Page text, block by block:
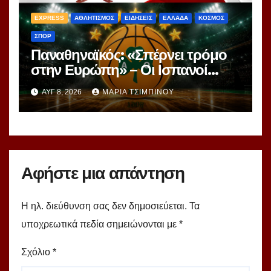
EXPRESS ΑΘΛΗΤΙΣΜΟΣ ΕΙΔΗΣΕΙΣ ΕΛΛΑΔΑ ΚΟΣΜΟΣ
ΣΠΟΡ
Παναθηναϊκός: «Σπέρνει τρόμο
στην Ευρώπη» – Οι Ισπανοί
βλέπουν μια πράσινη
υπερομάδα!
ΑΥΓ 8, 2026 ΜΑΡΊΑ ΤΣΙΜΠΙΝΟΎ
Αφήστε μια απάντηση
Η ηλ. διεύθυνση σας δεν δημοσιεύεται. Τα
υποχρεωτικά πεδία σημειώνονται με *
Σχόλιο *